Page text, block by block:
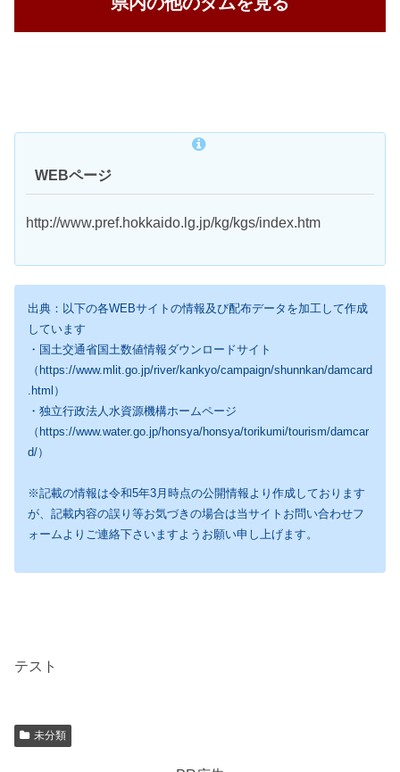
WEBページ
http://www.pref.hokkaido.lg.jp/kg/kgs/index.htm
出典：以下の各WEBサイトの情報及び配布データを加工して作成
しています
・国土交通省国土数値情報ダウンロードサイト
（https://www.mlit.go.jp/river/kankyo/campaign/shunnkan/damcard
.html）
・独立行政法人水資源機構ホームページ
（https://www.water.go.jp/honsya/honsya/torikumi/tourism/damcar
d/）
※記載の情報は令和5年3月時点の公開情報より作成しております
が、記載内容の誤り等お気づきの場合は当サイトお問い合わせフ
ォームよりご連絡下さいますようお願い申し上げます。
テスト
未分類